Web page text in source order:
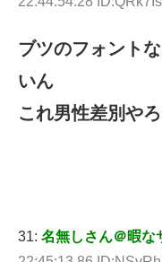
ブツのフォント
いん
これ男性差別や
31: 名無しさん＠暇な